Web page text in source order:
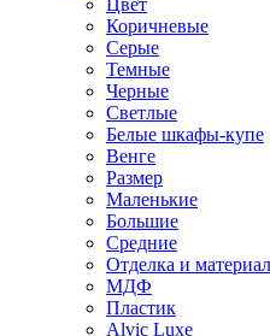
Цвет
Коричневые
Серые
Темные
Черные
Светлые
Белые шкафы-купе
Венге
Размер
Маленькие
Большие
Средние
Отделка и материал
МДФ
Пластик
Alvic Luxe